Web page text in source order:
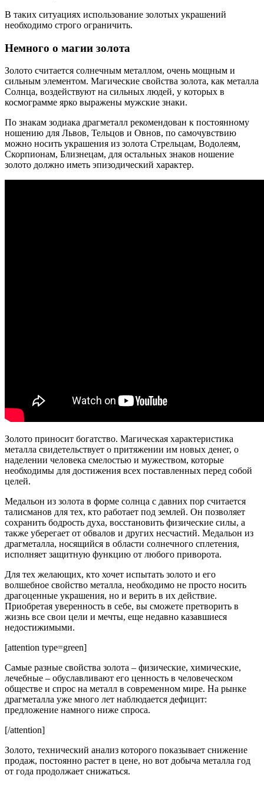
В таких ситуациях использование золотых украшений
необходимо строго ограничить.
Немного о магии золота
Золото считается солнечным металлом, очень мощным и
сильным элементом. Магические свойства золота, как металла
Солнца, воздействуют на сильных людей, у которых в
космограмме ярко выражены мужские знаки.
По знакам зодиака драгметалл рекомендован к постоянному
ношению для Львов, Тельцов и Овнов, по самочувствию
можно носить украшения из золота Стрельцам, Водолеям,
Скорпионам, Близнецам, для остальных знаков ношение
золото должно иметь эпизодический характер.
Золото приносит богатство. Магическая характеристика
металла свидетельствует о притяжении им новых денег, о
наделении человека смелостью и мужеством, которые
необходимы для достижения всех поставленных перед собой
целей.
Медальон из золота в форме солнца с давних пор считается
талисманов для тех, кто работает под землей. Он позволяет
сохранить бодрость духа, восстановить физические силы, а
также уберегает от обвалов и других несчастий. Медальон из
драгметалла, носящийся в области солнечного сплетения,
исполняет защитную функцию от любого приворота.
Для тех желающих, кто хочет испытать золото и его
волшебное свойство металла, необходимо не просто носить
драгоценные украшения, но и верить в их действие.
Приобретая уверенность в себе, вы сможете претворить в
жизнь все свои цели и мечты, еще недавно казавшиеся
недостижимыми.
[attention type=green]
Самые разные свойства золота – физические, химические,
лечебные – обуславливают его ценность в человеческом
обществе и спрос на металл в современном мире. На рынке
драгметалла уже много лет наблюдается дефицит:
предложение намного ниже спроса.
[/attention]
Золото, технический анализ которого показывает снижение
продаж, постоянно растет в цене, но вот добыча металла год
от года продолжает снижаться.